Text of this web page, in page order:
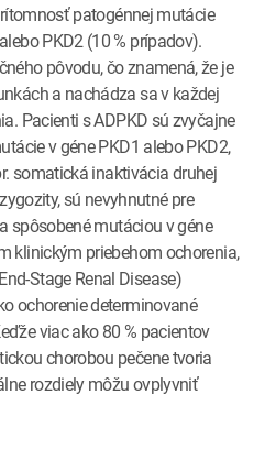
patogénnej mutácie
PKD2 (10 % prípadov).
pôvodu, čo znamená, že je
a nachádza sa v každej
Pacienti s ADPKD sú zvyčajne
v géne PKD1 alebo PKD2,
somatická inaktivácia druhej
sú nevyhnutné pre
spôsobené mutáciou v géne
klinickým priebehom ochorenia,
Stage Renal Disease)
ochorenie determinované
viac ako 80 % pacientov
chorobou pečene tvoria
rozdiely môžu ovplyvniť